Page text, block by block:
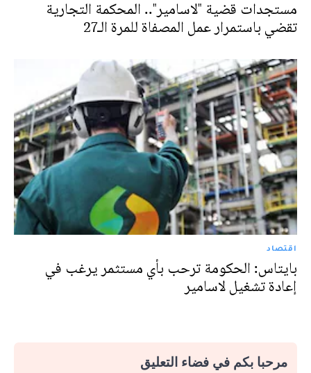
مستجدات قضية "لاسامير".. المحكمة التجارية
تقضي باستمرار عمل المصفاة للمرة الـ27
اقتصاد
بايتاس: الحكومة ترحب بأي مستثمر يرغب في
إعادة تشغيل لاسامير
مرحبا بكم في فضاء التعليق